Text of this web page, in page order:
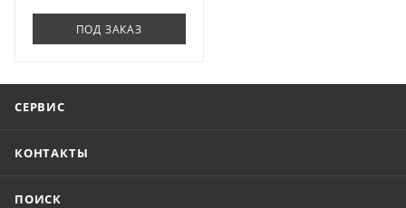
ПОД ЗАКАЗ
СЕРВИС
КОНТАКТЫ
ПОИСК